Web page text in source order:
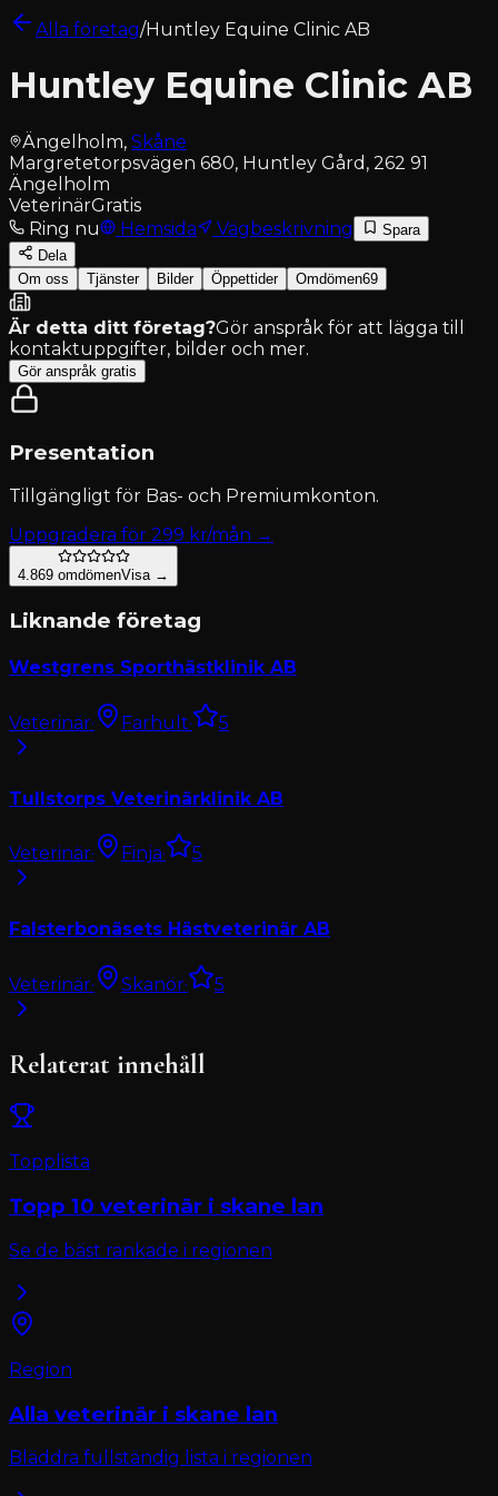
Alla företag/Huntley Equine Clinic AB
Huntley Equine Clinic AB
Ängelholm, Skåne
Margretetorpsvägen 680, Huntley Gård, 262 91
Ängelholm
VeterinärGratis
Ring nu
Hemsida Vägbeskrivning
Spara
Dela
Om oss
Tjänster Bilder Öppettider Omdömen69
Är detta ditt företag?Gör anspråk för att lägga till
kontaktuppgifter, bilder och mer.
Gör anspråk gratis
Presentation
Tillgängligt för Bas- och Premiumkonton.
Uppgradera för 299 kr/mån →
4.869 omdömenVisa →
Liknande företag
Westgrens Sporthästklinik AB
Veterinär· Farhult· 5
Tullstorps Veterinärklinik AB
Veterinär· Finja· 5
Falsterbonäsets Hästveterinär AB
Veterinär· Skanör· 5
Relaterat innehåll
Topplista
Topp 10 veterinär i skane lan
Se de bäst rankade i regionen
Region
Alla veterinär i skane lan
Bläddra fullständig lista i regionen